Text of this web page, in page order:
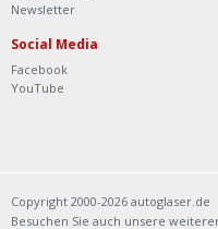
Newsletter
Social Media
Facebook
YouTube
Copyright 2000-2026 autoglaser.de
Besuchen Sie auch unsere